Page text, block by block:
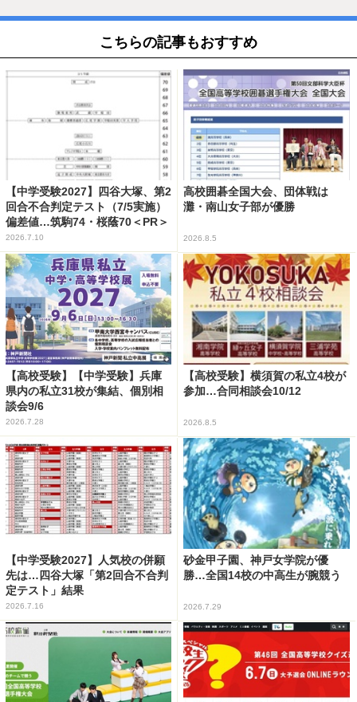
こちらの記事もおすすめ
【中学受験2027】四谷大塚、第2
回合不合判定テスト（7/5実施）
偏差値…筑駒74・桜蔭70＜PR＞
2026.7.10
高校囲碁全国大会、団体戦は
灘・南山女子部が優勝
2026.8.5
【高校受験】【中学受験】兵庫
県内の私立31校が集結、個別相
談会9/6
2026.7.28
【高校受験】横須賀の私立4校が
参加…合同相談会10/12
2026.8.5
【中学受験2027】人気校の併願
先は…四谷大塚「第2回合不合判
定テスト」結果
2026.7.16
砂金甲子園、神戸女学院が優
勝…全国14校の中高生が腕競う
2026.7.29